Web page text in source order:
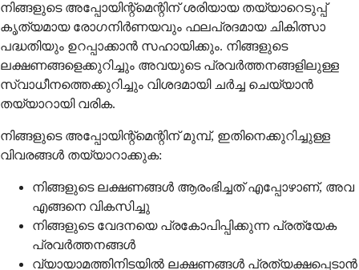
നിങ്ങളുടെ അപ്പോയിന്റ്മെന്റിന് ശരിയായ തയ്യാറെടുപ്പ്
കൃത്യമായ രോഗനിർണയവും ഫലപ്രദമായ ചികിത്സാ
പദ്ധതിയും ഉറപ്പാക്കാൻ സഹായിക്കും. നിങ്ങളുടെ
ലക്ഷണങ്ങളെക്കുറിച്ചും അവയുടെ പ്രവർത്തനങ്ങളിലുള്ള
സ്വാധീനത്തെക്കുറിച്ചും വിശദമായി ചർച്ച ചെയ്യാൻ
തയ്യാറായി വരിക.
നിങ്ങളുടെ അപ്പോയിന്റ്മെന്റിന് മുമ്പ്, ഇതിനെക്കുറിച്ചുള്ള
വിവരങ്ങൾ തയ്യാറാക്കുക:
നിങ്ങളുടെ ലക്ഷണങ്ങൾ ആരംഭിച്ചത് എപ്പോഴാണ്, അവ
എങ്ങനെ വികസിച്ചു
നിങ്ങളുടെ വേദനയെ പ്രകോപിപ്പിക്കുന്ന പ്രത്യേക
പ്രവർത്തനങ്ങൾ
വ്യായാമത്തിനിടയിൽ ലക്ഷണങ്ങൾ പ്രത്യക്ഷപ്പെടാൻ